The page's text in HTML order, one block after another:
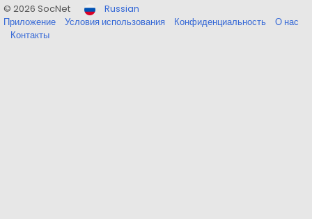
© 2026 SocNet
Russian
Приложение
Условия использования Конфиденциальность
О нас
Контакты